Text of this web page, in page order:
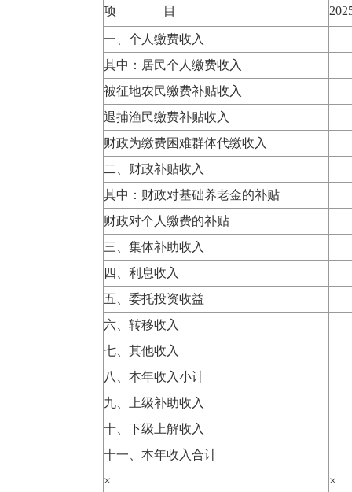
项 目
一、个人缴费收入
其中：居民个人缴费收入
被征地农民缴费补贴收入
退捕渔民缴费补贴收入
财政为缴费困难群体代缴收入
二、财政补贴收入
其中：财政对基础养老金的补贴
财政对个人缴费的补贴
三、集体补助收入
四、利息收入
五、委托投资收益
六、转移收入
七、其他收入
八、本年收入小计
九、上级补助收入
十、下级上解收入
十一、本年收入合计
×
×